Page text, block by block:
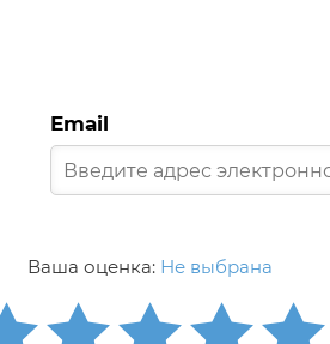
Email
Ваша оценка: Не выбрана